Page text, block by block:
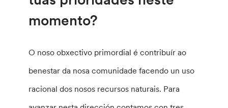
momento?
O noso obxectivo primordial é contribuír ao
benestar da nosa comunidade facendo un uso
racional dos nosos recursos naturais. Para